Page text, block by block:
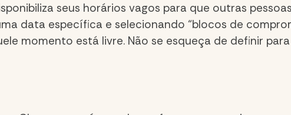
seus horários vagos para que outras
data específica e selecionando “blocos de
momento está livre. Não se esqueça de definir